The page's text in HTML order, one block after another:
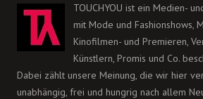
TOUCHYOU ist ein Medien-
mit Mode und Fashionshows,
Kinofilmen- und Premieren,
Künstlern, Promis und Co.
Dabei zählt unsere Meinung, die wir hier
unabhängig, frei und hungrig nach allem